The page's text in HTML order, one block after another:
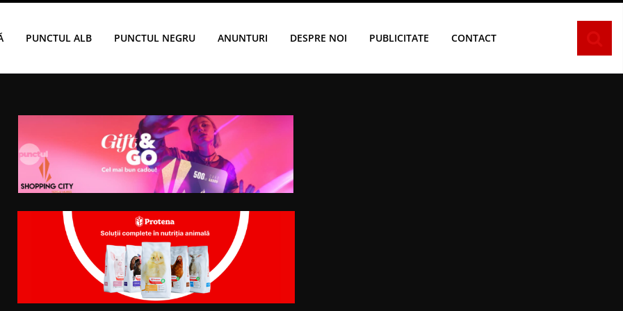
PUNCTUL ALB PUNCTUL NEGRU ANUNTURI DESPRE NOI PUBLICITATE CONTACT